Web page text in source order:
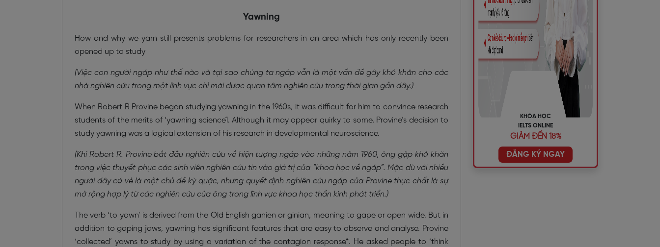
Yawning
How and why we yarn still presents problems for researchers in an area which has only recently been
opened up to study
(Việc con người ngáp như thế nào và tại sao chúng ta ngáp vẫn là một vấn đề gây khó khăn cho các
nhà nghiên cứu trong một lĩnh vực chỉ mới được quan tâm nghiên cứu trong thời gian gần đây.)
When Robert R Provine began studying yawning in the 1960s, it was difficult for him to convince research
students of the merits of ‘yawning science1. Although it may appear quirky to some, Provine’s decision to
study yawning was a logical extension of his research in developmental neuroscience.
(Khi Robert R. Provine bắt đầu nghiên cứu về hiện tượng ngáp vào những năm 1960, ông gặp khó khăn
trong việc thuyết phục các sinh viên nghiên cứu tin vào giá trị của “khoa học về ngáp”. Mặc dù với nhiều
người đây có vẻ là một chủ đề kỳ quặc, nhưng quyết định nghiên cứu ngáp của Provine thực chất là sự
mở rộng hợp lý từ các nghiên cứu của ông trong lĩnh vực khoa học thần kinh phát triển.)
The verb ‘to yawn’ is derived from the Old English ganien or ginian, meaning to gape or open wide. But in
addition to gaping jaws, yawning has significant features that are easy to observe and analyse. Provine
‘collected’ yawns to study by using a variation of the contagion response*. He asked people to ‘think
KHÓA HỌC
IELTS ONLINE
GIẢM ĐẾN 18%
ĐĂNG KÝ NGAY